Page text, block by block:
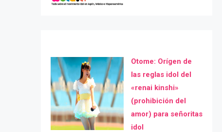
Otome: Orígen de
las reglas idol del
«renai kinshi»
(prohibición del
amor) para señoritas
idol